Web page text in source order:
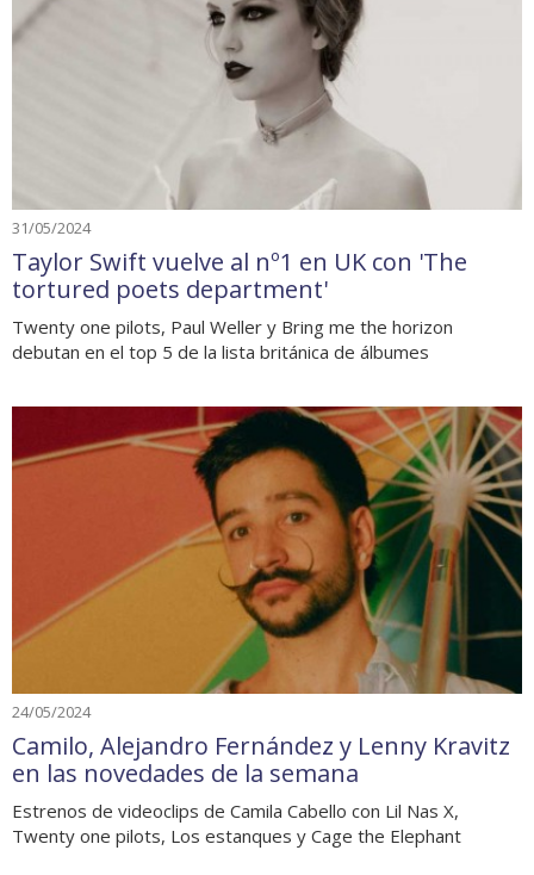
31/05/2024
Taylor Swift vuelve al nº1 en UK con 'The
tortured poets department'
Twenty one pilots, Paul Weller y Bring me the horizon
debutan en el top 5 de la lista británica de álbumes
24/05/2024
Camilo, Alejandro Fernández y Lenny Kravitz
en las novedades de la semana
Estrenos de videoclips de Camila Cabello con Lil Nas X,
Twenty one pilots, Los estanques y Cage the Elephant